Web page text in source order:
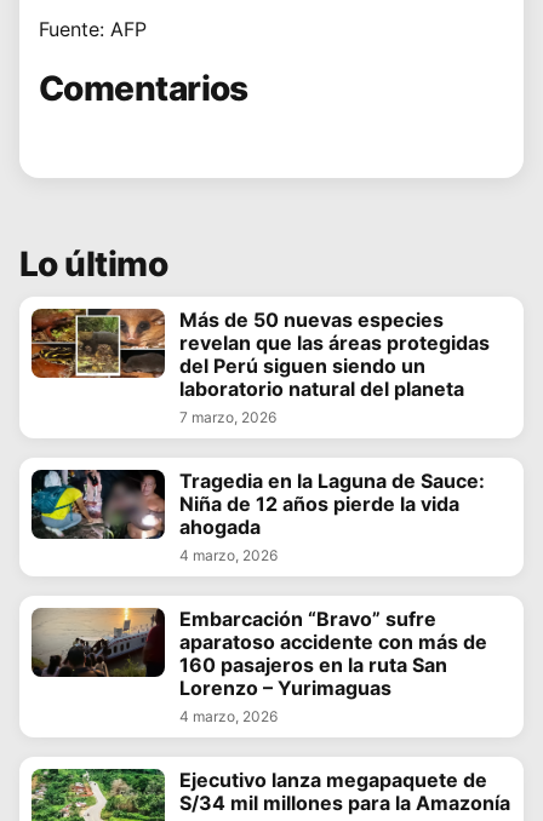
Fuente: AFP
Comentarios
Lo último
Más de 50 nuevas especies
revelan que las áreas protegidas
del Perú siguen siendo un
laboratorio natural del planeta
7 marzo, 2026
Tragedia en la Laguna de Sauce:
Niña de 12 años pierde la vida
ahogada
4 marzo, 2026
Embarcación “Bravo” sufre
aparatoso accidente con más de
160 pasajeros en la ruta San
Lorenzo – Yurimaguas
4 marzo, 2026
Ejecutivo lanza megapaquete de
S/34 mil millones para la Amazonía